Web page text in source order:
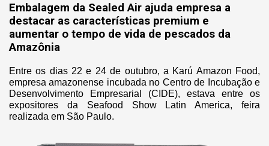
Embalagem da Sealed Air ajuda empresa a
destacar as características premium e
aumentar o tempo de vida de pescados da
Amazônia
Entre os dias 22 e 24 de outubro, a Karú Amazon Food,
empresa amazonense incubada no Centro de Incubação e
Desenvolvimento Empresarial (CIDE), estava entre os
expositores da Seafood Show Latin America, feira
realizada em São Paulo.